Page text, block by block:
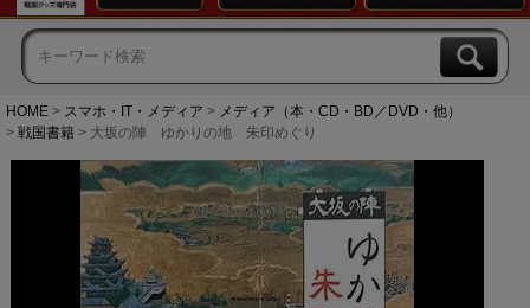
HOME スマホ・IT・メディア
メディア（本・CD・BD／DVD・他）
戦国書籍
大坂の陣 ゆかりの地 朱印めぐり